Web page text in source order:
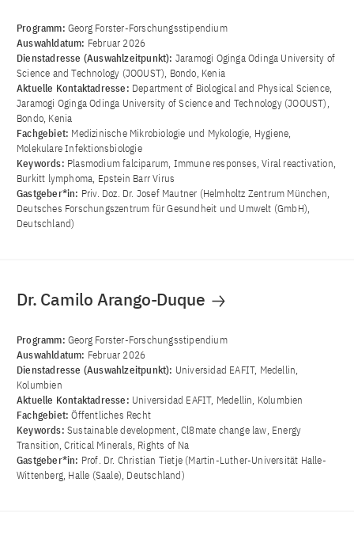
Programm: Georg Forster-Forschungsstipendium
Auswahldatum: Februar 2026
Dienstadresse (Auswahlzeitpunkt): Jaramogi Oginga Odinga University of
Science and Technology (JOOUST), Bondo, Kenia
Aktuelle Kontaktadresse: Department of Biological and Physical Science,
Jaramogi Oginga Odinga University of Science and Technology (JOOUST),
Bondo, Kenia
Fachgebiet: Medizinische Mikrobiologie und Mykologie, Hygiene,
Molekulare Infektionsbiologie
Keywords: Plasmodium falciparum, Immune responses, Viral reactivation,
Burkitt lymphoma, Epstein Barr Virus
Gastgeber*in: Priv. Doz. Dr. Josef Mautner (Helmholtz Zentrum München,
Deutsches Forschungszentrum für Gesundheit und Umwelt (GmbH),
Deutschland)
Dr. Camilo Arango-Duque
Programm: Georg Forster-Forschungsstipendium
Auswahldatum: Februar 2026
Dienstadresse (Auswahlzeitpunkt): Universidad EAFIT, Medellin,
Kolumbien
Aktuelle Kontaktadresse: Universidad EAFIT, Medellin, Kolumbien
Fachgebiet:Öffentliches Recht
Keywords: Sustainable development, Cl8mate change law, Energy
Transition, Critical Minerals, Rights of Na
Gastgeber*in: Prof. Dr. Christian Tietje (Martin-Luther-Universität Halle-
Wittenberg, Halle (Saale), Deutschland)